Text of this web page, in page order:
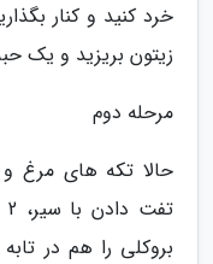
خرد کنید و کنار
زیتون بریزید و یک
مرحله دوم
حالا تکه های مرغ
بروکلی را هم در